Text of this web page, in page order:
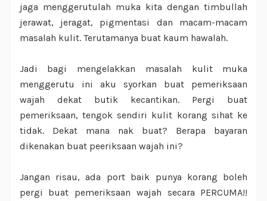
jaga menggerutulah muka kita dengan timbullah
jerawat, jeragat, pigmentasi dan macam-macam
masalah kulit. Terutamanya buat kaum hawalah.
Jadi bagi mengelakkan masalah kulit muka
menggerutu ini aku syorkan buat pemeriksaan
wajah dekat butik kecantikan. Pergi buat
pemeriksaan, tengok sendiri kulit korang sihat ke
tidak. Dekat mana nak buat? Berapa bayaran
dikenakan buat peeriksaan wajah ini?
Jangan risau, ada port baik punya korang boleh
pergi buat pemeriksaan wajah secara PERCUMA!!